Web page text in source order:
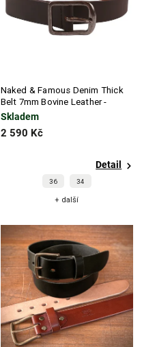
Naked & Famous Denim Thick
Belt 7mm Bovine Leather -
Brown
Skladem
2 590 Kč
Detail
36 34
+ další